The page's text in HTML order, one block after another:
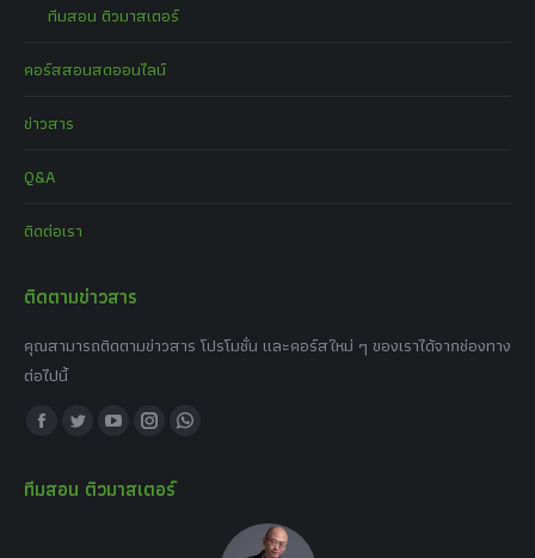
ทีมสอน ติวมาสเตอร์
คอร์สสอนสดออนไลน์
ข่าวสาร
Q&A
ติดต่อเรา
ติดตามข่าวสาร
คุณสามารถติดตามข่าวสาร โปรโมชั่น และคอร์สใหม่ ๆ ของเราได้จากช่องทาง
ต่อไปนี้
Find us on:
Facebook
opens
Twitter
opens
YouTube
opens
Instagram
opens
Whatsapp
ทีมสอน ติวมาสเตอร์